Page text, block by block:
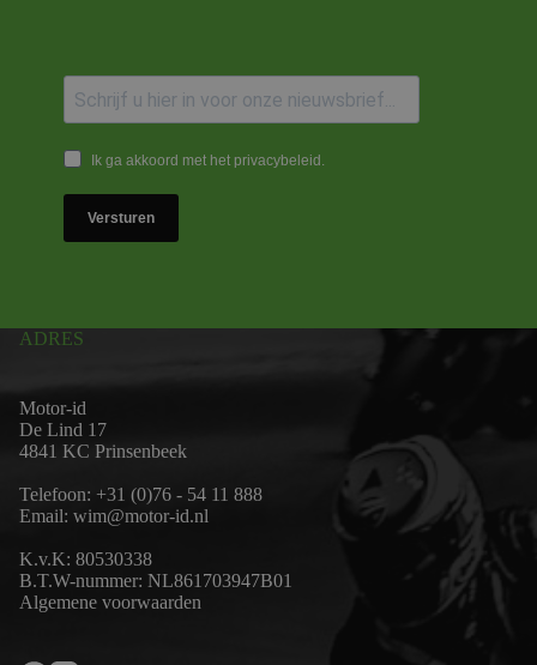
Ik ga akkoord met het privacybeleid.
Versturen
ADRES
Motor-id
De Lind 17
4841 KC Prinsenbeek
Telefoon: +31 (0)76 - 54 11 888
Email: wim@motor-id.nl
K.v.K: 80530338
B.T.W-nummer: NL861703947B01
Algemene voorwaarden